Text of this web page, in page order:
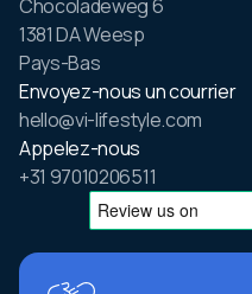
Chocoladeweg 6
1381 DA Weesp
Pays-Bas
Envoyez-nous un courrier
hello@vi-lifestyle.com
Appelez-nous
+31 97010206511